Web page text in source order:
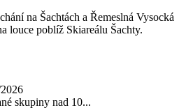
na Šachtách a Řemeslná Vysocká
louce poblíž Skiareálu Šachty.
skupiny nad 10...